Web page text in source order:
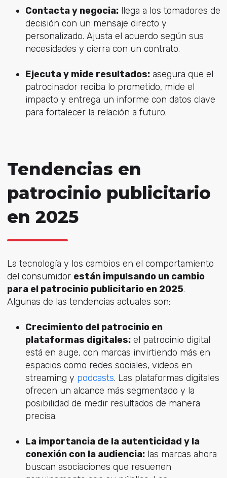
Contacta y negocia:llega a los tomadores de
decisión con un mensaje directo y
personalizado. Ajusta el acuerdo según sus
necesidades y cierra con un contrato.
Ejecuta y mide resultados:asegura que el
patrocinador reciba lo prometido, mide el
impacto y entrega un informe con datos clave
para fortalecer la relación a futuro.
Tendencias en
patrocinio publicitario
en 2025
La tecnología y los cambios en el comportamiento
del consumidor están impulsando un cambio
para el patrocinio publicitario en 2025.
Algunas de las tendencias actuales son:
Crecimiento del patrocinio en
plataformas digitales:el patrocinio digital
está en auge, con marcas invirtiendo más en
espacios como redes sociales, videos en
streaming y podcasts. Las plataformas digitales
ofrecen un alcance más segmentado y la
posibilidad de medir resultados de manera
precisa.
La importancia de la autenticidad y la
conexión con la audiencia:las marcas ahora
buscan asociaciones que resuenen